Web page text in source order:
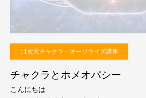
11次元チャクラ・オーソライズ講座
チャクラとホメオパシー
こんにちは